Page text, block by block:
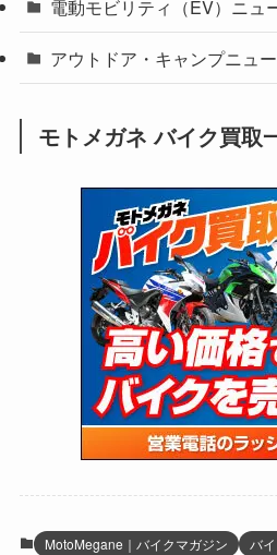
(118)
(60)
(31)
(51)
(34)
(5)
(12)
(63)
(109)
(252)
(38)
(24)
(16)
(25)
(24)
(47)
(15)
(5)
(249)
(64)
(16)
(62)
(4)
(6)
(17)
(5)
(6,956)
(1,226)
(12)
(131)
(38)
(131)
(167)
(85)
(21)
(61)
(171)
(98)
(13)
(60)
(274)
(171)
(38)
(47)
(59)
(66)
(141)
(1,141)
(166)
(415)
(16)
(137)
(73)
(2,744)
(126)
(170)
(54)
(211)
電動モビリティ（EV）ニュ
(171)
アウトドア・キャンプニュ
(8)
(1,605)
(147)
(19)
(12)
(16)
(20)
モトメガネ バイク買取
MotoMegane｜バイクマガジン
バ